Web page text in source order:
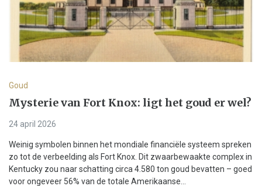
Goud
Mysterie van Fort Knox: ligt het goud er wel?
24 april 2026
Weinig symbolen binnen het mondiale financiële systeem spreken
zo tot de verbeelding als Fort Knox. Dit zwaarbewaakte complex in
Kentucky zou naar schatting circa 4.580 ton goud bevatten – goed
voor ongeveer 56% van de totale Amerikaanse...